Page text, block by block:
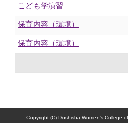
こども学演習
保育内容（環境）
保育内容（環境）
Copyright (C) Doshisha Women's College